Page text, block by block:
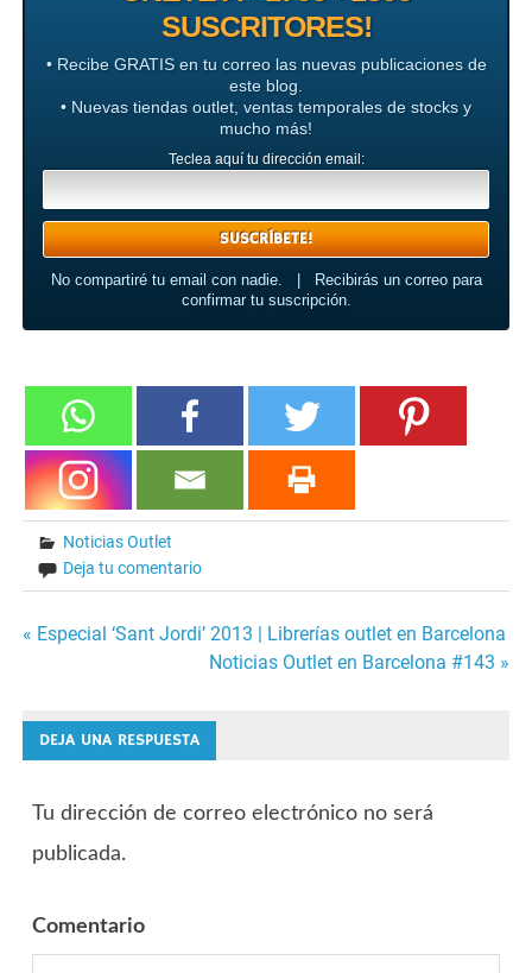
SUSCRITORES!
• Recibe GRATIS en tu correo las nuevas publicaciones de
este blog.
• Nuevas tiendas outlet, ventas temporales de stocks y
mucho más!
Teclea aquí tu dirección email:
No compartiré tu email con nadie. | Recibirás un correo para
confirmar tu suscripción.
Noticias Outlet
Deja tu comentario
Navegación
de
entradas
« Especial ‘Sant Jordi’ 2013 | Librerías outlet en Barcelona
Noticias Outlet en Barcelona #143 »
DEJA UNA RESPUESTA
Tu dirección de correo electrónico no será
publicada.
Comentario